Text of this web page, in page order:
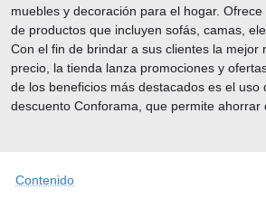
Contenido
muebles y decoración para el hogar.
de productos que incluyen sofás, camas,
Con el fin de brindar a sus clientes la mejor
precio, la tienda lanza promociones y
de los beneficios más destacados es el uso
descuento Conforama, que permite ahorrar